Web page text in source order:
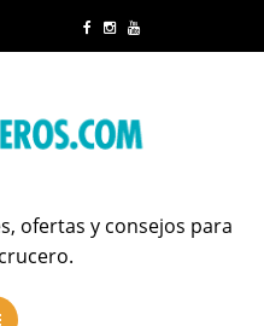
ofertas y consejos para